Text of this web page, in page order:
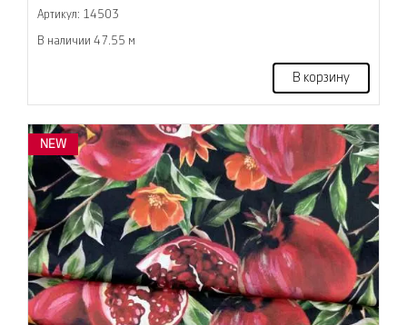
Артикул: 14503
В наличии 47.55 м
В корзину
NEW